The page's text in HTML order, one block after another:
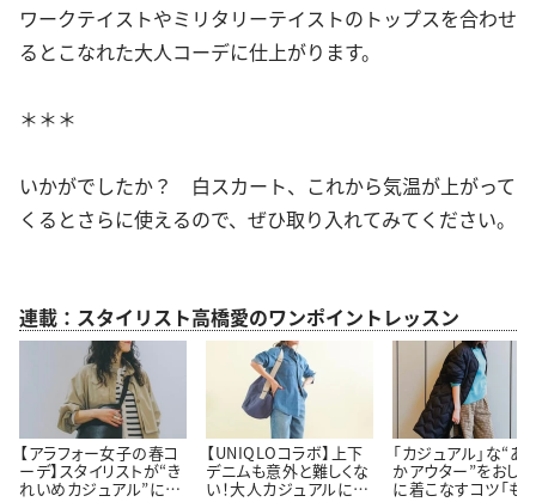
ワークテイストやミリタリーテイストのトップスを合わせ
るとこなれた大人コーデに仕上がります。
＊＊＊
いかがでしたか？ 白スカート、これから気温が上がって
くるとさらに使えるので、ぜひ取り入れてみてください。
連載：スタイリスト高橋愛のワンポイントレッスン
【アラフォー女子の春コ
ーデ】スタイリストが“き
れいめカジュアル”に欠
【UNIQLOコラボ】上下
デニムも意外と難しくな
い！大人カジュアルに着
「カジュアル」な“あ
かアウター”をおし
に着こなすコツ「も